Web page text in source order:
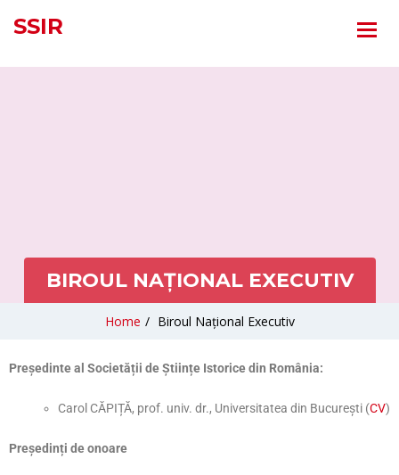
SSIR
BIROUL NAȚIONAL EXECUTIV
Home / Biroul Național Executiv
Președinte al Societății de Științe Istorice din România:
Carol CĂPIȚĂ, prof. univ. dr., Universitatea din București (CV)
Președinți de onoare